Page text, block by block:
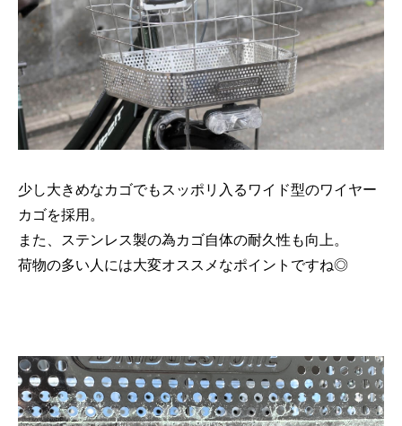
少し大きめなカゴでもスッポリ入るワイド型のワイヤー
カゴを採用。
また、ステンレス製の為カゴ自体の耐久性も向上。
荷物の多い人には大変オススメなポイントですね◎